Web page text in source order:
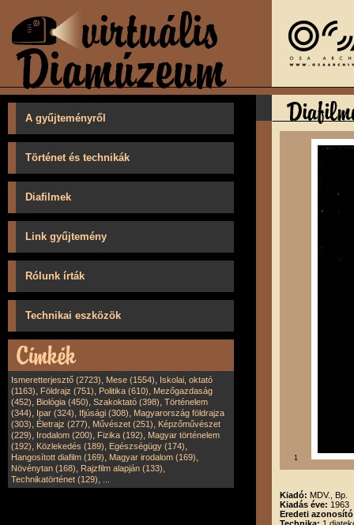
A gyűjteményről
Történet és technikák
Diafilmek
Link gyűjtemény
Rólunk írták
Technikai eszközök
Ismeretterjesztő (2723), Mese (1554), Iskolai, oktató
(1163), Földrajz (751), Politika (610), Mezőgazdaság
(452), Biológia (450), Szakoktató (398), Történelem
(344), Ipar (324), Ifjúsági (308), Magyarország földrajza
(303), Életrajz (277), Művészet (251), Képzőművészet
(229), Irodalom (200), Fizika (192), Magyar történelem
(192), Közlekedés (189), Egészségügy (174),
Hangosított diafilm (169), Magyar irodalom (169),
Növénytan (168), Rajzfilm alapján (133),
Technikatörténet (129),
1
Kiadó: MDV., Bp.
Kiadás éve: 1963
Eredeti